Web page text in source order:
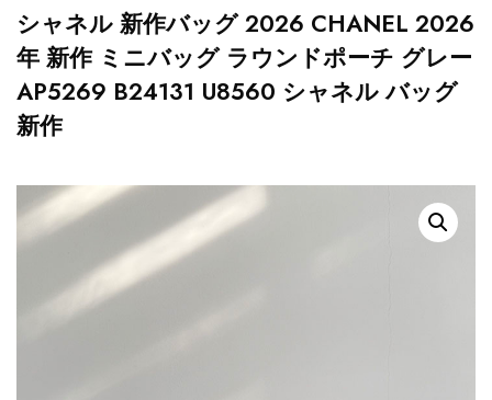
シャネル 新作バッグ 2026 CHANEL 2026
年 新作 ミニバッグ ラウンドポーチ グレー
AP5269 B24131 U8560 シャネル バッグ
新作